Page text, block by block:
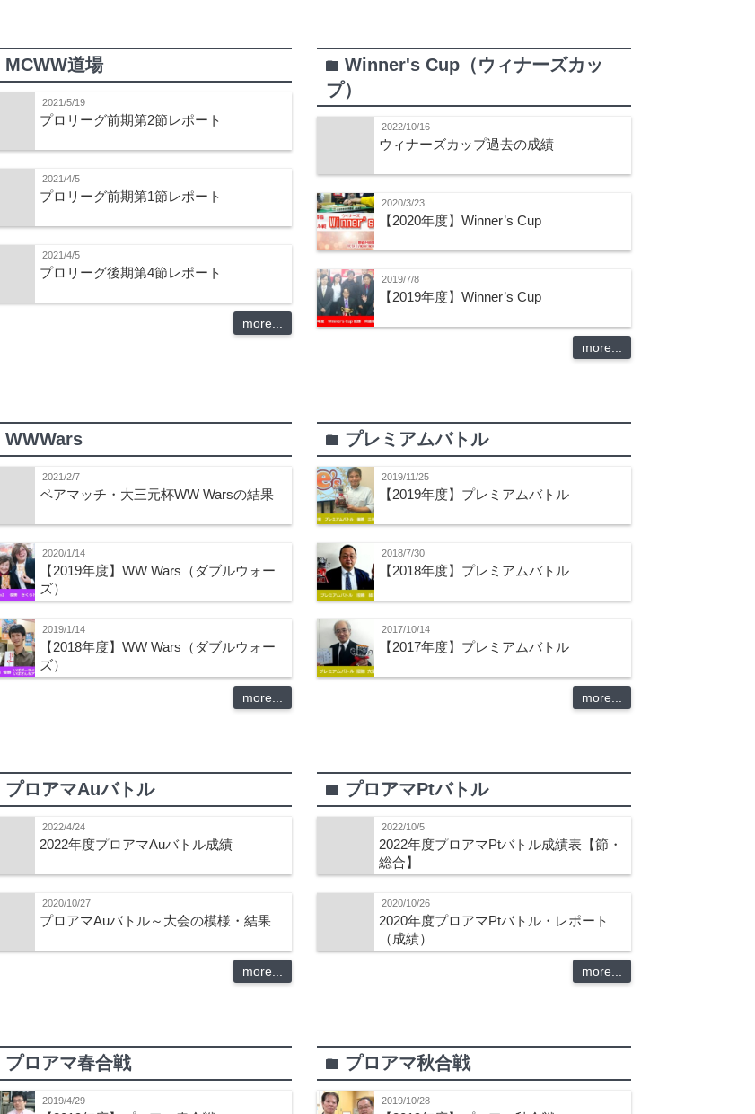
MCWW道場
2021/5/19
プロリーグ前期第2節レポート
2021/4/5
プロリーグ前期第1節レポート
2021/4/5
プロリーグ後期第4節レポート
more...
folder Winner's Cup（ウィナーズカッ
プ）
2022/10/16
ウィナーズカップ過去の成績
2020/3/23
【2020年度】Winner’s Cup
2019/7/8
【2019年度】Winner’s Cup
more...
WWWars
2021/2/7
ペアマッチ・大三元杯WW Warsの結果
2020/1/14
【2019年度】WW Wars（ダブルウォー
ズ）
2019/1/14
【2018年度】WW Wars（ダブルウォー
ズ）
more...
folder プレミアムバトル
2019/11/25
【2019年度】プレミアムバトル
2018/7/30
【2018年度】プレミアムバトル
2017/10/14
【2017年度】プレミアムバトル
more...
プロアマAuバトル
2022/4/24
2022年度プロアマAuバトル成績
2020/10/27
プロアマAuバトル～大会の模様・結果
more...
folder プロアマPtバトル
2022/10/5
2022年度プロアマPtバトル成績表【節・
総合】
2020/10/26
2020年度プロアマPtバトル・レポート
（成績）
more...
プロアマ春合戦
2019/4/29
folder プロアマ秋合戦
2019/10/28